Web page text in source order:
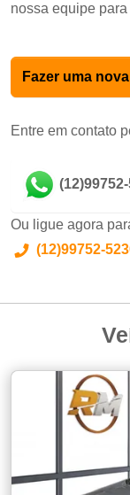
nossa equipe
Fazer uma
Entre em contato
Ou ligue agora
(12)99752-